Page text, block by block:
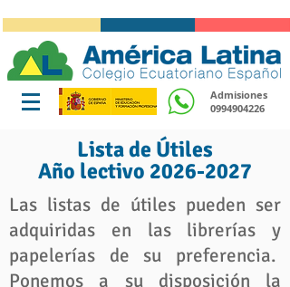
Admisiones
0994904226
Lista de Útiles
Año lectivo 2026-2027
Las listas de útiles pueden ser
adquiridas en las librerías y
papelerías de su preferencia.
Ponemos a su disposición la